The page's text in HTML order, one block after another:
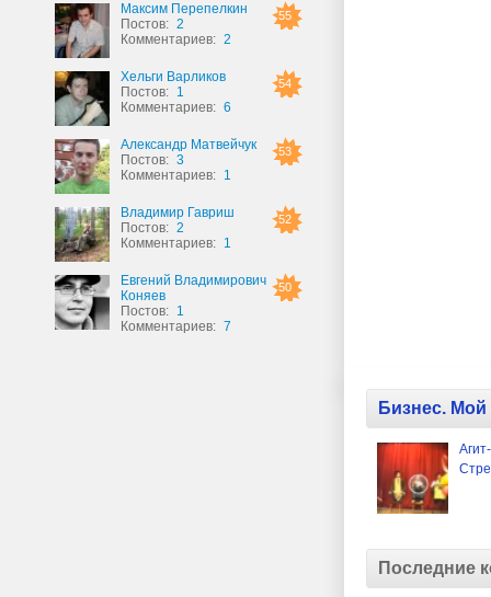
55
Максим Перепелкин
Постов: 2
Комментариев: 2
54
Хельги Варликов
Постов: 1
Комментариев: 6
53
Александр Матвейчук
Постов: 3
Комментариев: 1
52
Владимир Гавриш
Постов: 2
Комментариев: 1
50
Евгений Владимирович
Коняев
Постов: 1
Комментариев: 7
Бизнес.
Последние